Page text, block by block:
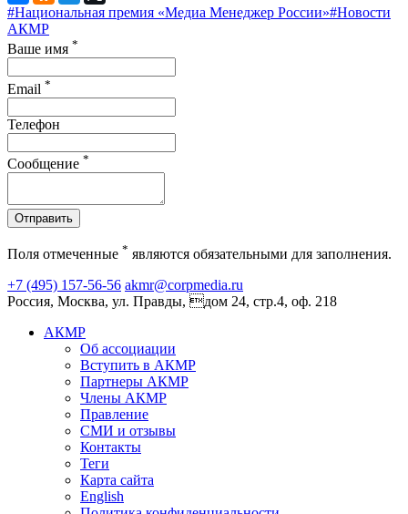
#Национальная премия «Медиа Менеджер России»#Новости
АКМР
Ваше имя *
Email *
Телефон
Сообщение *
Отправить
Поля отмеченные * являются обязательными для заполнения.
+7 (495) 157-56-56 akmr@corpmedia.ru
Россия, Москва, ул. Правды, дом 24, стр.4, оф. 218
АКМР
Об ассоциации
Вступить в АКМР
Партнеры АКМР
Члены АКМР
Правление
СМИ и отзывы
Контакты
Теги
Карта сайта
English